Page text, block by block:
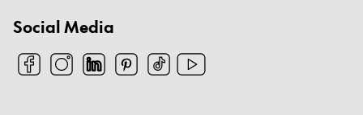
Océanie
Cette région répertorie les pays et les langues
Social Media